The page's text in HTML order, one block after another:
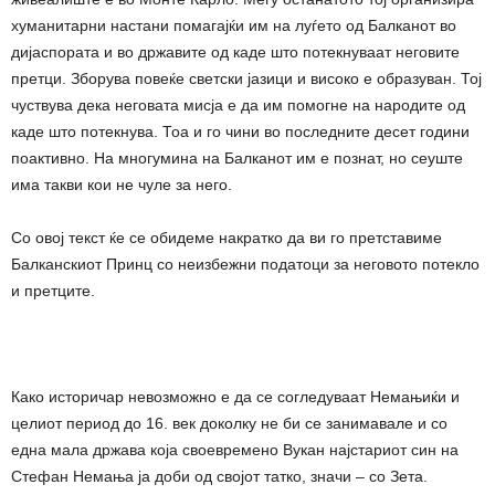
хуманитарни настани помагајќи им на луѓето од Балканот во
дијаспората и во државите од каде што потекнуваат неговите
претци. Зборува повеќе светски јазици и високо е образуван. Тој
чуствува дека неговата мисја е да им помогне на народите од
каде што потекнува. Тоа и го чини во последните десет години
поактивно. На многумина на Балканот им е познат, но сеуште
има такви кои не чуле за него.
Со овој текст ќе се обидеме накратко да ви го претставиме
Балканскиот Принц со неизбежни податоци за неговото потекло
и претците.
Како историчар невозможно е да се согледуваат Немањиќи и
целиот период до 16. век доколку не би се занимавале и со
една мала држава која своевремено Вукан најстариот син на
Стефан Немања ја доби од својот татко, значи – со Зета.